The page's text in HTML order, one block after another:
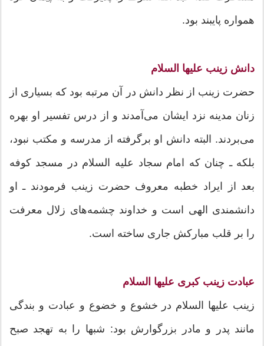
همواره پایبند بود.
دانش زینب علیها السلام
حضرت زینب از نظر دانش در آن مرتبه بود که بسیاری از
زنان مدینه نزد ایشان می‌آمدند و از درس تفسیر او بهره
می‌بردند. البته دانش او برگرفته از مدرسه و مکتب نبود،
بلکه ـ چنان که امام سجاد علیه السلام در مسجد کوفه
بعد از ایراد خطبه معروف حضرت زینب فرمودند ـ او
دانشمندی الهی است و خداوند چشمه‌های زلال معرفت
را بر قلب مبارکش جاری ساخته است.
عبادت زینب کبری علیها السلام
زینب علیها السلام در خشوع و خضوع و عبادت و بندگی
مانند پدر و مادر بزرگوارش بود: شبها را به تهجد صبح